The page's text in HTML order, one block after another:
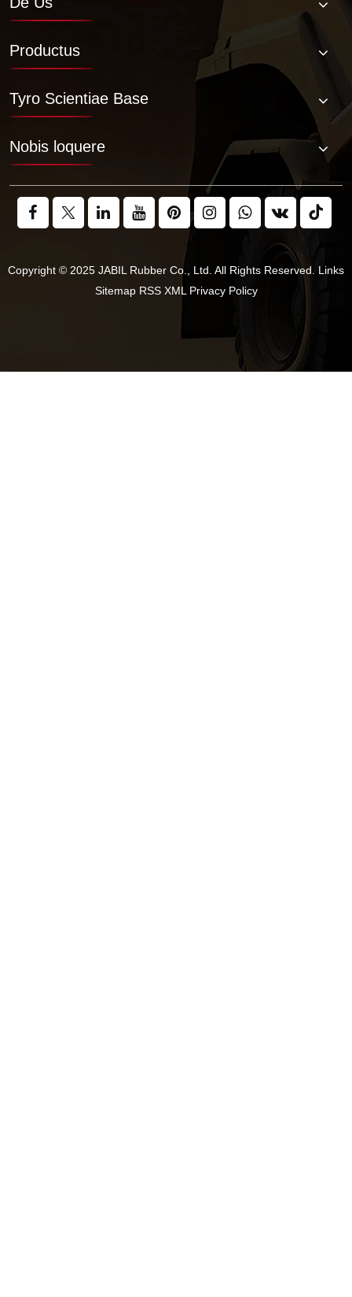
Productus
Tyro Scientiae Base
Nobis loquere
Copyright © 2025 JABIL Rubber Co., Ltd. All Rights Reserved. Links
Sitemap RSS XML Privacy Policy